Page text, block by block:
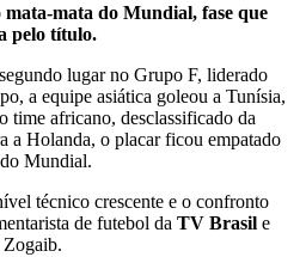
mata do Mundial, fase que
pelo título.
lugar no Grupo F, liderado
a equipe asiática goleou a Tunísia,
time africano, desclassificado da
a Holanda, o placar ficou empatado
Mundial.
técnico crescente e o confronto
de futebol da TV Brasil e